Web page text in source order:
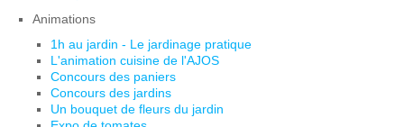
Animations
1h au jardin - Le jardinage pratique
L'animation cuisine de l'AJOS
Concours des paniers
Concours des jardins
Un bouquet de fleurs du jardin